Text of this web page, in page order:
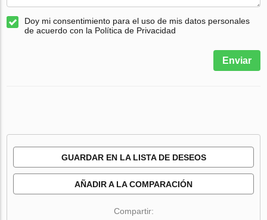
Doy mi consentimiento para el uso de mis datos personales
de acuerdo con la Política de Privacidad
Enviar
GUARDAR EN LA LISTA DE DESEOS
AÑADIR A LA COMPARACIÓN
Compartir: